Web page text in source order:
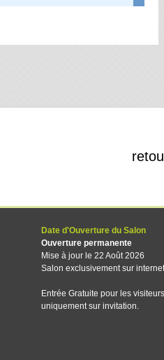
Date d'Ouverture du Salon
Ouverture permanente
Mise à jour le 22 Août 2026
Salon exclusivement sur internet
Entrée Gratuite pour les visiteurs
uniquement sur invitation.